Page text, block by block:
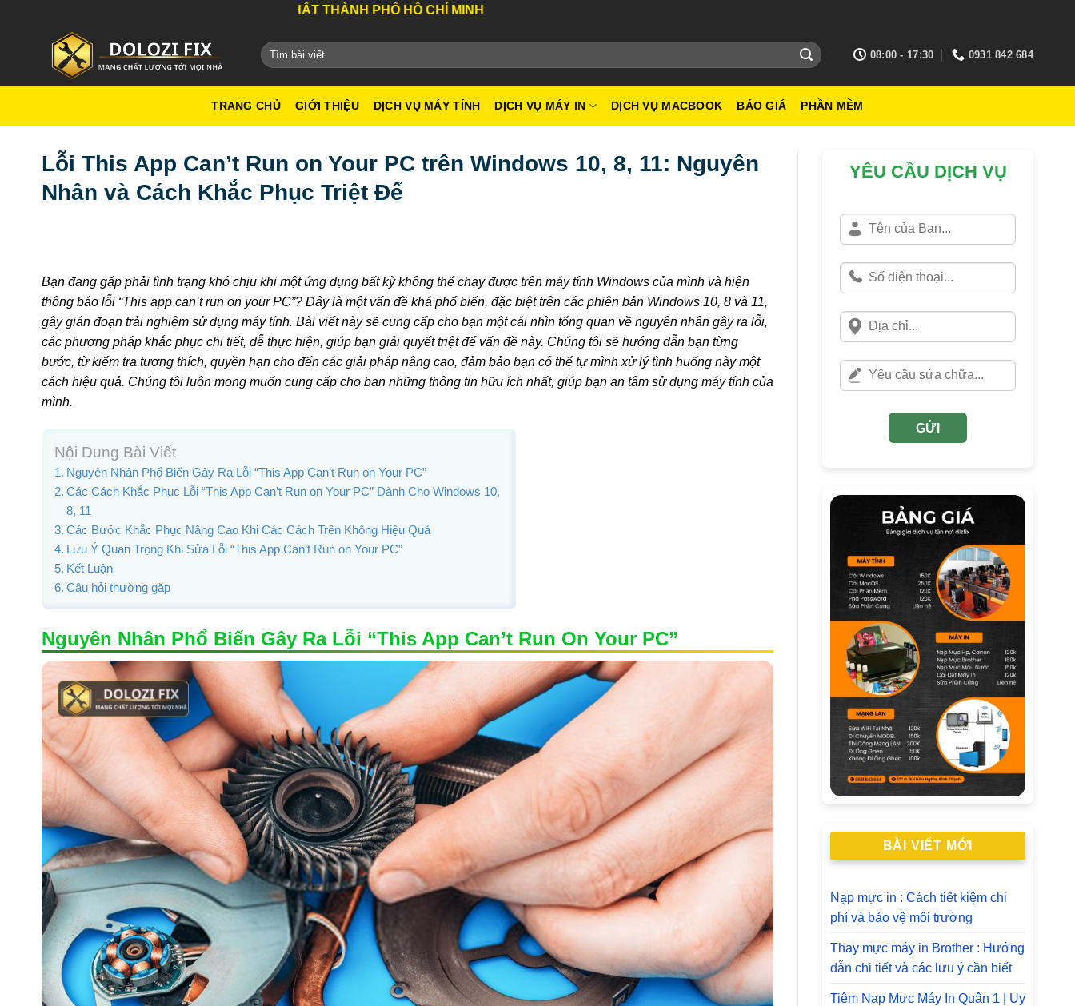
DỊCH VỤ TỐT NHẤT THÀNH PHỐ HỒ CHÍ MINH
08:00 - 17:30 0931 842 684
TRANG CHỦ GIỚI THIỆU DỊCH VỤ MÁY TÍNH DỊCH VỤ MÁY IN DỊCH VỤ MACBOOK BÁO GIÁ PHẦN MỀM
Lỗi This App Can’t Run on Your PC trên Windows 10, 8, 11: Nguyên
Nhân và Cách Khắc Phục Triệt Để
Bạn đang gặp phải tình trạng khó chịu khi một ứng dụng bất kỳ không thể chạy được trên máy tính Windows của mình và hiện
thông báo lỗi “This app can’t run on your PC”? Đây là một vấn đề khá phổ biến, đặc biệt trên các phiên bản Windows 10, 8 và 11,
gây gián đoạn trải nghiệm sử dụng máy tính. Bài viết này sẽ cung cấp cho bạn một cái nhìn tổng quan về nguyên nhân gây ra lỗi,
các phương pháp khắc phục chi tiết, dễ thực hiện, giúp bạn giải quyết triệt để vấn đề này. Chúng tôi sẽ hướng dẫn bạn từng
bước, từ kiểm tra tương thích, quyền hạn cho đến các giải pháp nâng cao, đảm bảo bạn có thể tự mình xử lý tình huống này một
cách hiệu quả. Chúng tôi luôn mong muốn cung cấp cho bạn những thông tin hữu ích nhất, giúp bạn an tâm sử dụng máy tính của
mình.
Nội Dung Bài Viết
Nguyên Nhân Phổ Biến Gây Ra Lỗi “This App Can’t Run on Your PC”
Các Cách Khắc Phục Lỗi “This App Can’t Run on Your PC” Dành Cho Windows 10,
8, 11
Các Bước Khắc Phục Nâng Cao Khi Các Cách Trên Không Hiệu Quả
Lưu Ý Quan Trọng Khi Sửa Lỗi “This App Can’t Run on Your PC”
Kết Luận
Câu hỏi thường gặp
Nguyên Nhân Phổ Biến Gây Ra Lỗi “This App Can’t Run On Your PC”
YÊU CẦU DỊCH VỤ
GỬI
BÀI VIẾT MỚI
Nạp mực in : Cách tiết kiệm chi
phí và bảo vệ môi trường
Thay mực máy in Brother : Hướng
dẫn chi tiết và các lưu ý cần biết
Tiệm Nạp Mực Máy In Quận 1 | Uy